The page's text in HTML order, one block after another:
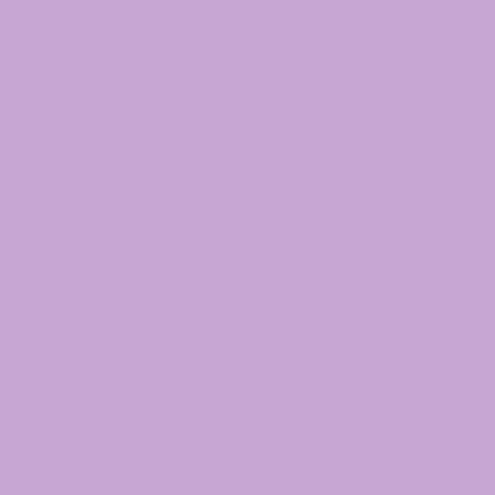
,
hun
leden
advisering
Lees meer
besluit
in het
het
de